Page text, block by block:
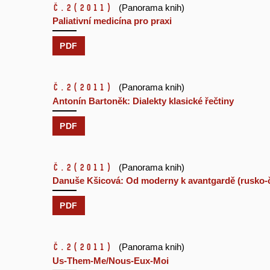
č.2 (2011)
(Panorama knih)
Paliativní medicína pro praxi
PDF
č.2 (2011)
(Panorama knih)
Antonín Bartoněk: Dialekty klasické řečtiny
PDF
č.2 (2011)
(Panorama knih)
Danuše Kšicová: Od moderny k avantgardě
PDF
č.2 (2011)
(Panorama knih)
Us-Them-Me/Nous-Eux-Moi